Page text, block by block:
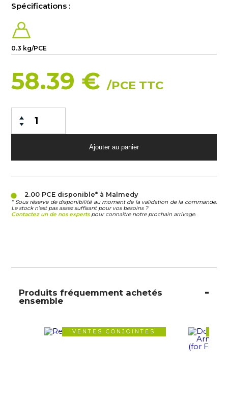
Spécifications :
0.3 kg/PCE
58.39 €/PCE TTC
2.00 PCEdisponible* à Malmedy
* Sous réserve de disponibilité au moment de la validation de la commande.
Le stock n’est pas assez suffisant pour vos besoins ?
Contactez un de nos expertspour connaître notre prochain arrivage.
Produits fréquemment achetés
ensemble
VENTES CONJOINTES